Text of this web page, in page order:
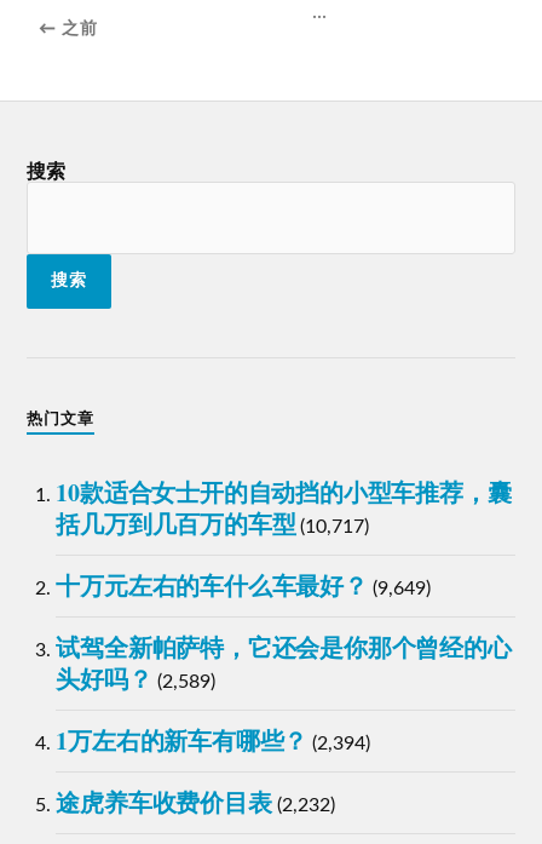
← 之前
...
搜索
搜索
热门文章
10款适合女士开的自动挡的小型车推荐，囊
括几万到几百万的车型 (10,717)
十万元左右的车什么车最好？ (9,649)
试驾全新帕萨特，它还会是你那个曾经的心
头好吗？ (2,589)
1万左右的新车有哪些？ (2,394)
途虎养车收费价目表 (2,232)